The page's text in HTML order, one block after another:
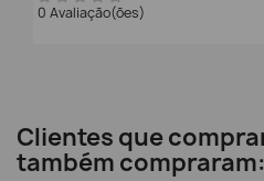
0 Avaliação(ões)
Clientes que
também compraram: